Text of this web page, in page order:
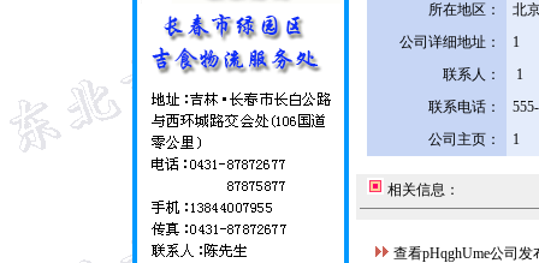
所在地区：
北
公司详细地址：
1
联系人：
1
联系电话：
公司主页：
1
相关信息：
查看pHqghUme公司发